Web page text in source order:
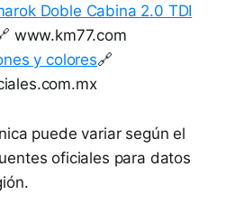
Doble Cabina 2.0 TDI
www.km77.com
y colores🔗
puede variar según el
oficiales para datos